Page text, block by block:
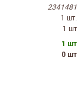
2341481
1 шт.
1 шт
1 шт
0 шт